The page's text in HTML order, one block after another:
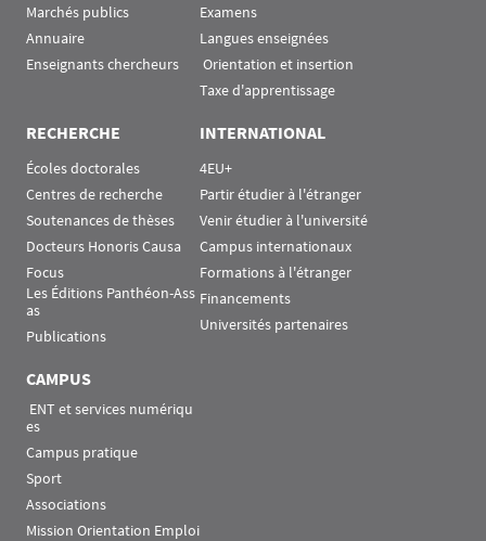
Marchés publics
Annuaire
Enseignants chercheurs
Examens
Langues enseignées
Orientation et insertion
Taxe d'apprentissage
RECHERCHE
Écoles doctorales
Centres de recherche
Soutenances de thèses
Docteurs Honoris Causa
Focus
Les Éditions Panthéon-Ass
as
Publications
INTERNATIONAL
4EU+
Partir étudier à l'étranger
Venir étudier à l'université
Campus internationaux
Formations à l'étranger
Financements
Universités partenaires
CAMPUS
es
Campus pratique
Sport
Associations
Mission Orientation Emploi